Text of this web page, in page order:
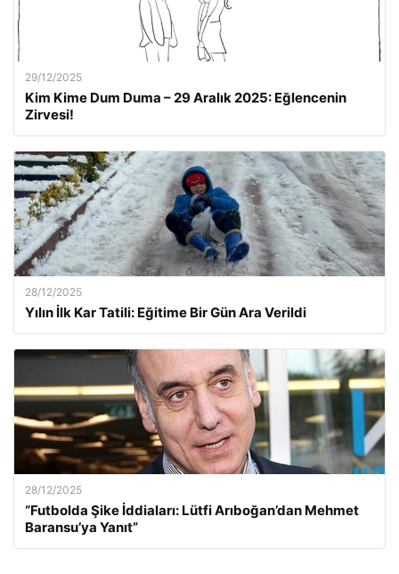
29/12/2025
Kim Kime Dum Duma – 29 Aralık 2025: Eğlencenin
Zirvesi!
28/12/2025
Yılın İlk Kar Tatili: Eğitime Bir Gün Ara Verildi
28/12/2025
“Futbolda Şike İddiaları: Lütfi Arıboğan’dan Mehmet
Baransu’ya Yanıt”